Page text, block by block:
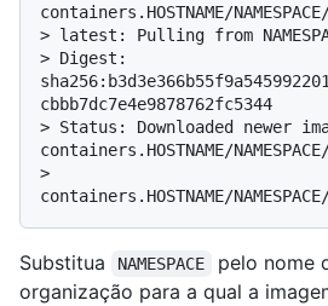
containers.HOSTNAME/
> latest: Pulling from
> Digest:
cbbb7dc7e4e9878762fc5344
> Status: Downloaded newer
containers.HOSTNAME/
containers.HOSTNAME/
Substitua NAMESPACE
pelo nome
organização para a qual a